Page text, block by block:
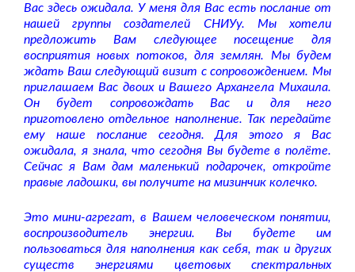
Вас здесь ожидала. У меня для Вас есть послание от
нашей группы создателей СНИУу. Мы хотели
предложить Вам следующее посещение для
восприятия новых потоков, для землян. Мы будем
ждать Ваш следующий визит с сопровождением. Мы
приглашаем Вас двоих и Вашего Архангела Михаила.
Он будет сопровождать Вас и для него
приготовлено отдельное наполнение. Так передайте
ему наше послание сегодня. Для этого я Вас
ожидала, я знала, что сегодня Вы будете в полёте.
Сейчас я Вам дам маленький подарочек, откройте
правые ладошки, вы получите на мизинчик колечко.
Это мини-агрегат, в Вашем человеческом понятии,
воспроизводитель энергии. Вы будете им
пользоваться для наполнения как себя, так и других
существ энергиями цветовых спектральных